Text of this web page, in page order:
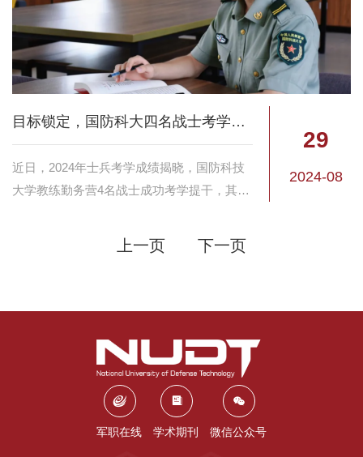
目标锁定，国防科大四名战士考学提干
近日，2024年士兵考学成绩揭晓，国防科技
大学教练勤务营4名战士成功考学提干，其中
程大学录取、1人被陆军军医大学录取。
29
2024-08
上一页 下一页
军职在线 学术期刊 微信公众号